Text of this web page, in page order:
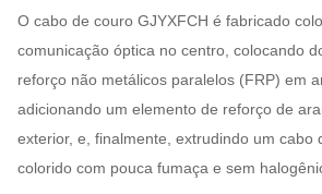
O cabo de couro GJYXFCH é fabricado
comunicação óptica no centro, colocando
reforço não metálicos paralelos (FRP) em
adicionando um elemento de reforço de
exterior, e, finalmente, extrudindo um cabo
colorido com pouca fumaça e sem